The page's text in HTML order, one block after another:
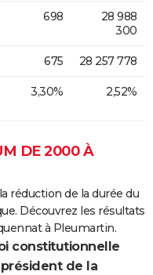
698
28 988
300
675 28 257 778
3,30% 2,52%
DE 2000 À
réduction de la durée du
Découvrez les résultats
à Pleumartin.
constitutionnelle
de la